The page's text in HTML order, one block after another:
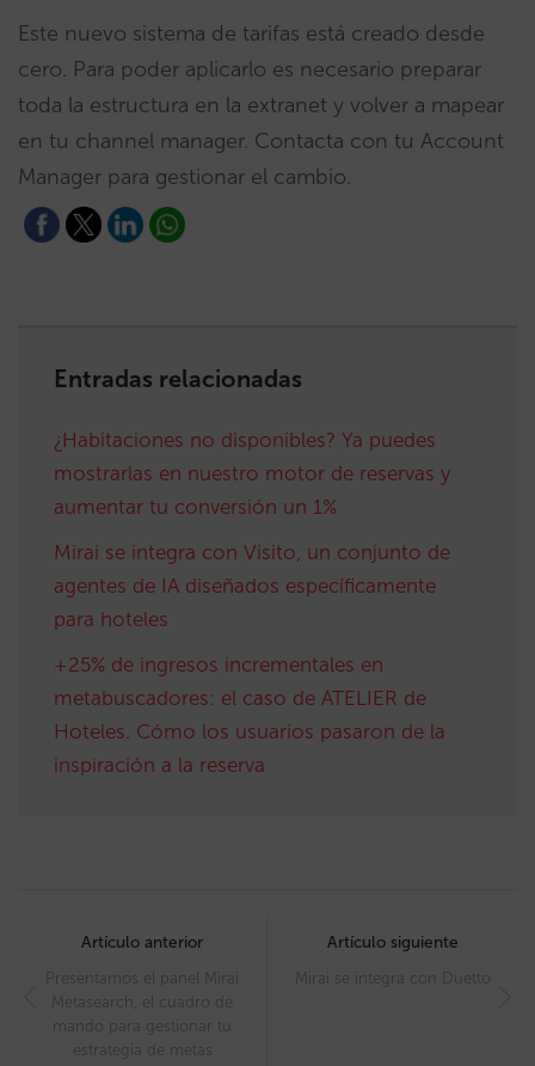
Este nuevo sistema de tarifas está creado desde
cero. Para poder aplicarlo es necesario preparar
toda la estructura en la extranet y volver a mapear
en tu channel manager. Contacta con tu Account
Manager para gestionar el cambio.
Entradas relacionadas
¿Habitaciones no disponibles? Ya puedes
mostrarlas en nuestro motor de reservas y
aumentar tu conversión un 1%
Mirai se integra con Visito, un conjunto de
agentes de IA diseñados específicamente
para hoteles
+25% de ingresos incrementales en
metabuscadores: el caso de ATELIER de
Hoteles. Cómo los usuarios pasaron de la
inspiración a la reserva
navigation
Artículo anterior
Presentamos el panel Mirai
Metasearch, el cuadro de
mando para gestionar tu
estrategia de metas
Artículo siguiente
Mirai se integra con Duetto